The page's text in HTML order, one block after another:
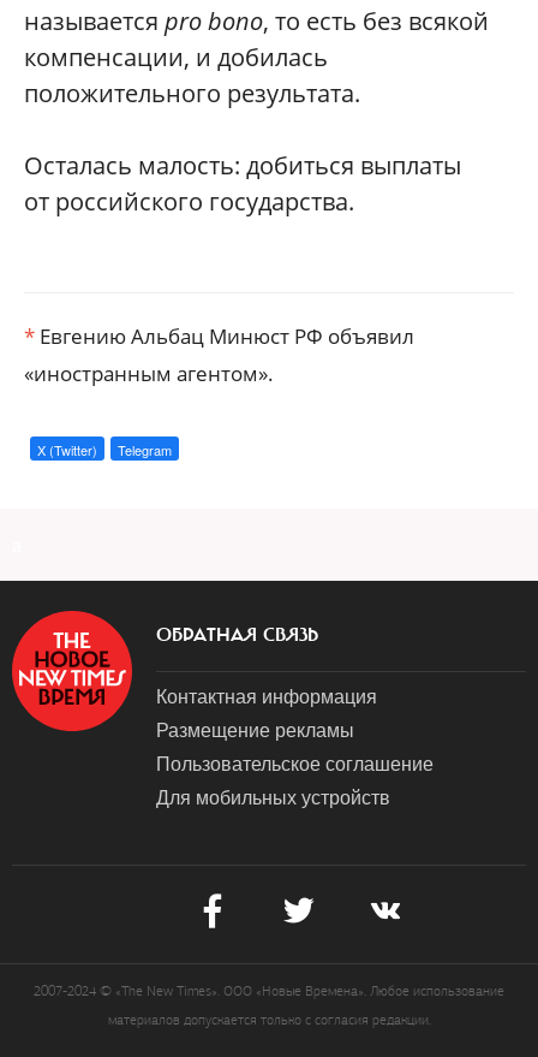
называется pro bono, то есть без всякой
компенсации, и добилась
положительного результата.
Осталась малость: добиться выплаты
от российского государства.
* Евгению Альбац Минюст РФ объявил
«иностранным агентом».
X (Twitter) Telegram
ОБРАТНАЯ СВЯЗЬ
Контактная информация
Размещение рекламы
Пользовательское соглашение
Для мобильных устройств
2007-2024 © «The New Times». ООО «Новые Времена». Любое использование
материалов допускается только с согласия редакции.